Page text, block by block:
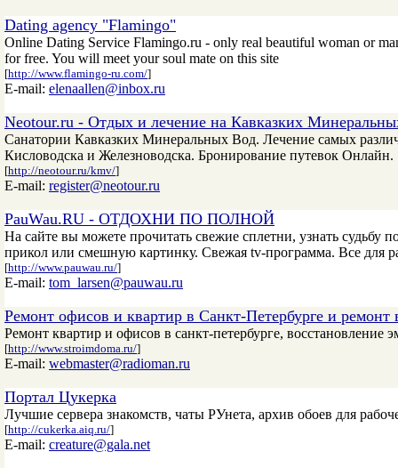
Dating agency "Flamingo"
Online Dating Service Flamingo.ru - only real beautiful woman or
for free. You will meet your soul mate on this site
[http://www.flamingo-ru.com/]
E-mail: elenaallen@inbox.ru
Neotour.ru - Отдых и лечение на Кавказких
Санатории Кавказких Минеральных Вод. Лечение самых
Кисловодска и Железноводска. Бронирование путевок Онлайн.
[http://neotour.ru/kmv/]
E-mail: register@neotour.ru
PauWau.RU - ОТДОХНИ ПО ПОЛНОЙ
На сайте вы можете прочитать свежие сплетни, узнать судьбу
прикол или смешную картинку. Свежая tv-программа. Все для
[http://www.pauwau.ru/]
E-mail: tom_larsen@pauwau.ru
Ремонт офисов и квартир в Санкт-Петербурге и ремонт
Ремонт квартир и офисов в санкт-петербурге,
[http://www.stroimdoma.ru/]
E-mail: webmaster@radioman.ru
Портал Цукерка
Лучшие сервера знакомств, чаты РУнета, архив обоев для
[http://cukerka.aiq.ru/]
E-mail: creature@gala.net